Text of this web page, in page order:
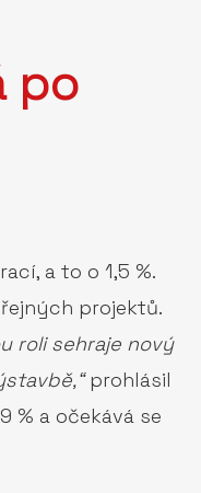
po
a to o 1,5 %.
projektů.
roli sehraje nový
prohlásil
% a očekává se